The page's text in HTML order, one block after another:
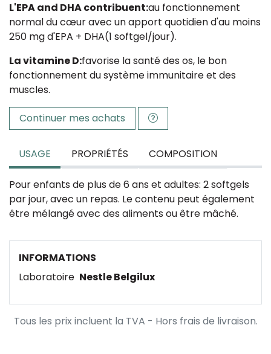
L'EPA and DHA contribuent:au fonctionnement
normal du cœur avec un apport quotidien d'au moins
250 mg d'EPA + DHA(1 softgel/jour).
La vitamine D:favorise la santé des os, le bon
fonctionnement du système immunitaire et des
muscles.
Continuer mes achats
USAGE PROPRIÉTÉS COMPOSITION
Pour enfants de plus de 6 ans et adultes: 2 softgels
par jour, avec un repas. Le contenu peut également
être mélangé avec des aliments ou être mâché.
INFORMATIONS
Laboratoire Nestle Belgilux
Tous les prix incluent la TVA - Hors frais de livraison.